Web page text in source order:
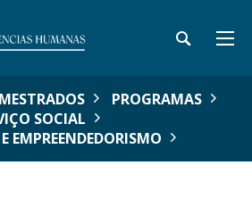
MESTRADOS
PROGRAMAS
SOCIAL
EMPREENDEDORISMO